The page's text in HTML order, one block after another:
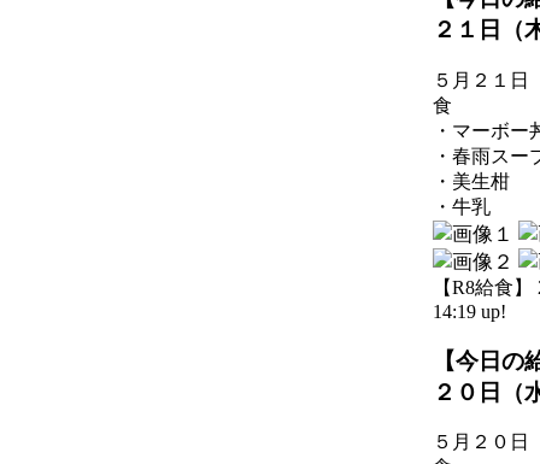
２１日（
５月２１日
食
・マーボー
・春雨スー
・美生柑
・牛乳
【R8給食】
14:19 up!
【今日の
２０日（
５月２０日